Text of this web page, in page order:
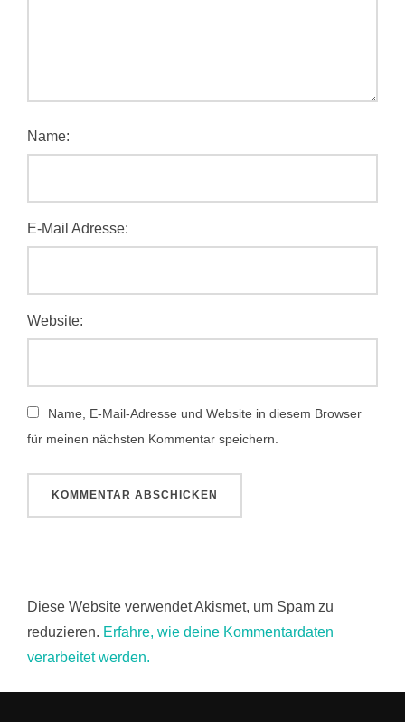
Name:
E-Mail Adresse:
Website:
Name, E-Mail-Adresse und Website in diesem Browser
für meinen nächsten Kommentar speichern.
Diese Website verwendet Akismet, um Spam zu
reduzieren. Erfahre, wie deine Kommentardaten
verarbeitet werden.